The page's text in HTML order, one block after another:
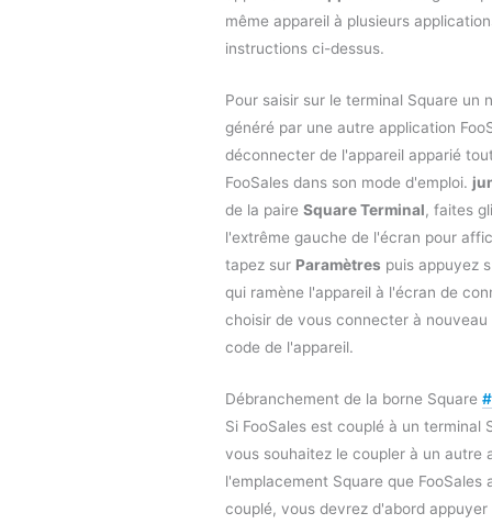
même appareil à plusieurs
instructions ci-dessus.
Pour saisir sur le terminal Square un
généré par une autre application
déconnecter de l'appareil apparié
FooSales dans son mode d'emploi.
de la paire Square Terminal, faites
l'extrême gauche de l'écran pour
tapez sur Paramètres puis appuyez
qui ramène l'appareil à l'écran de
choisir de vous connecter à
code de l'appareil.
Débranchement de la borne Square #
Si FooSales est couplé à un terminal
vous souhaitez le coupler à un autre
l'emplacement Square que FooSales
couplé, vous devrez d'abord